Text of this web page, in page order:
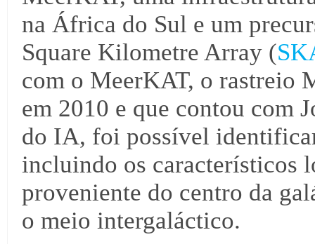
na África do Sul e um
Square Kilometre Array (
com o MeerKAT, o rastreio
em 2010 e que contou com
do IA, foi possível
incluindo os característicos
proveniente do centro da
o meio intergaláctico.